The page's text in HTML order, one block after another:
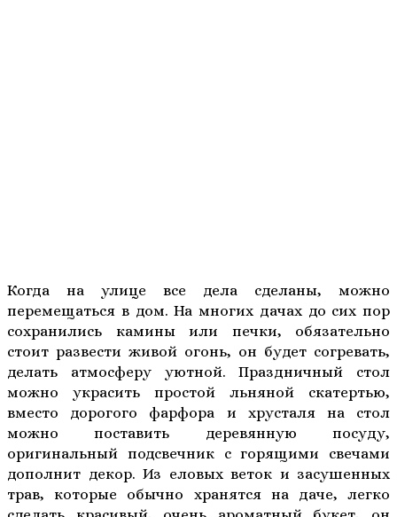
Когда на улице все дела сделаны, можно
перемещаться в дом. На многих дачах до сих пор
сохранились камины или печки, обязательно
стоит развести живой огонь, он будет согревать,
делать атмосферу уютной. Праздничный стол
можно украсить простой льняной скатертью,
вместо дорогого фарфора и хрусталя на стол
можно поставить деревянную посуду,
оригинальный подсвечник с горящими свечами
дополнит декор. Из еловых веток и засушенных
трав, которые обычно хранятся на даче, легко